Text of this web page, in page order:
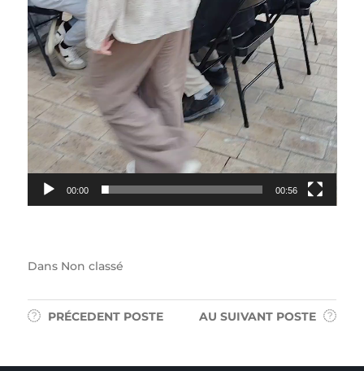
00:00 00:56
Dans Non classé
AU SUIVANT POSTE
PRÉCEDENTPOSTE